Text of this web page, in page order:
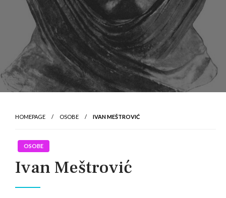
HOMEPAGE OSOBE IVAN MEŠTROVIĆ
OSOBE
Ivan Meštrović